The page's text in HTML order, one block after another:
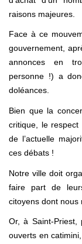
raisons majeures.
Face à ce
gouvernement,
annonces en
personne !) a
doléances.
Bien que la
critique, le respect
de l’actuelle
ces débats !
Notre ville doit
faire part de
citoyens dont nous
Or, à Saint-Priest,
ouverts en